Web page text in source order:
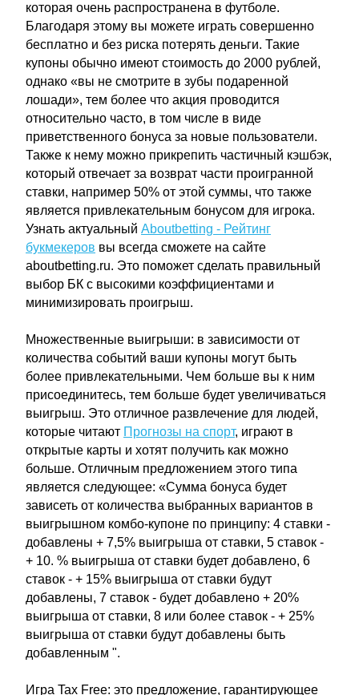
которая очень распространена в футболе.
Благодаря этому вы можете играть совершенно
бесплатно и без риска потерять деньги. Такие
купоны обычно имеют стоимость до 2000 рублей,
однако «вы не смотрите в зубы подаренной
лошади», тем более что акция проводится
относительно часто, в том числе в виде
приветственного бонуса за новые пользователи.
Также к нему можно прикрепить частичный кэшбэк,
который отвечает за возврат части проигранной
ставки, например 50% от этой суммы, что также
является привлекательным бонусом для игрока.
Узнать актуальный Aboutbetting - Рейтинг
букмекеров вы всегда сможете на сайте
aboutbetting.ru. Это поможет сделать правильный
выбор БК с высокими коэффициентами и
минимизировать проигрыш.
Множественные выигрыши: в зависимости от
количества событий ваши купоны могут быть
более привлекательными. Чем больше вы к ним
присоединитесь, тем больше будет увеличиваться
выигрыш. Это отличное развлечение для людей,
которые читают Прогнозы на спорт, играют в
открытые карты и хотят получить как можно
больше. Отличным предложением этого типа
является следующее: «Сумма бонуса будет
зависеть от количества выбранных вариантов в
выигрышном комбо-купоне по принципу: 4 ставки -
добавлены + 7,5% выигрыша от ставки, 5 ставок -
+ 10. % выигрыша от ставки будет добавлено, 6
ставок - + 15% выигрыша от ставки будут
добавлены, 7 ставок - будет добавлено + 20%
выигрыша от ставки, 8 или более ставок - + 25%
выигрыша от ставки будут добавлены быть
добавленным ".
Игра Tax Free: это предложение, гарантирующее